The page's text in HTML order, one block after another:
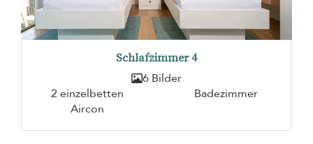
Schlafzimmer 4
6 Bilder
2 einzelbetten
Badezimmer
Aircon